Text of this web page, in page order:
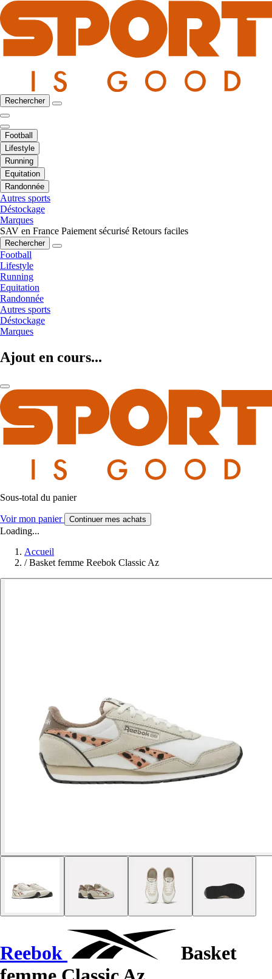
Rechercher
Football
Lifestyle
Running
Equitation
Randonnée
Autres sports
Déstockage
Marques
SAV en France Paiement sécurisé Retours faciles
Rechercher
Football
Lifestyle
Running
Equitation
Randonnée
Autres sports
Déstockage
Marques
Ajout en cours...
Sous-total du panier
Voir mon panier Continuer mes achats
Loading...
Accueil
/ Basket femme Reebok Classic Az
Reebok
Basket